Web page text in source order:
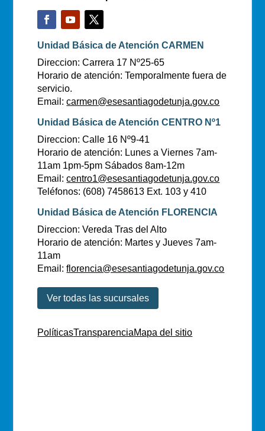
Unidad Básica de Atención CARMEN
Direccion: Carrera 17 Nº25-65
Horario de atención: Temporalmente fuera de
servicio.
Email:carmen@esesantiagodetunja.gov.co
Unidad Básica de Atención CENTRO Nº1
Direccion: Calle 16 Nº9-41
Horario de atención: Lunes a Viernes 7am-
11am 1pm-5pm Sábados 8am-12m
Email:centro1@esesantiagodetunja.gov.co
Teléfonos: (608) 7458613 Ext. 103 y 410
Unidad Básica de Atención FLORENCIA
Direccion: Vereda Tras del Alto
Horario de atención: Martes y Jueves 7am-
11am
Email:florencia@esesantiagodetunja.gov.co
Ver todas las sucursales
PolíticasTransparenciaMapa del sitio